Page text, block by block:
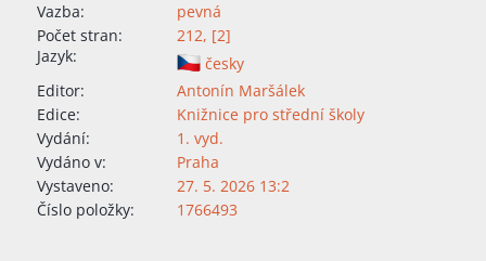
Vazba:
pevná
Počet stran:
212, [2]
Jazyk:
česky
Editor:
Antonín Maršálek
Edice:
Knižnice pro střední školy
Vydání:
1. vyd.
Vydáno v:
Praha
Vystaveno:
27. 5. 2026 13:2
Číslo položky:
1766493